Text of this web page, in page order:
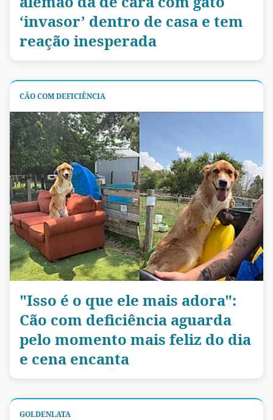
‘invasor’ dentro de casa e tem
reação inesperada
CÃO COM DEFICIÊNCIA
"Isso é o que ele mais adora":
Cão com deficiência aguarda
pelo momento mais feliz do dia
e cena encanta
GOLDENLATA